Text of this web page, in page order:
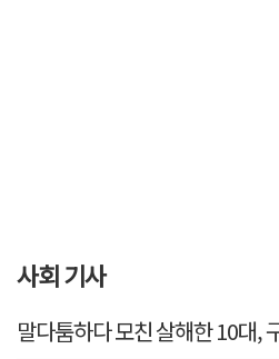
사회 기사
말다툼하다 모친 살해한 10대,